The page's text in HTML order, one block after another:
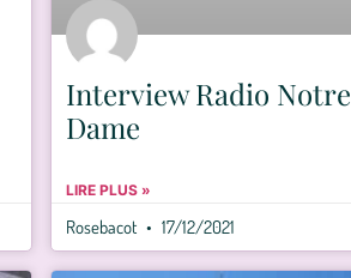
Interview Radio Notre
Dame
LIRE PLUS »
Rosebacot 17/12/2021